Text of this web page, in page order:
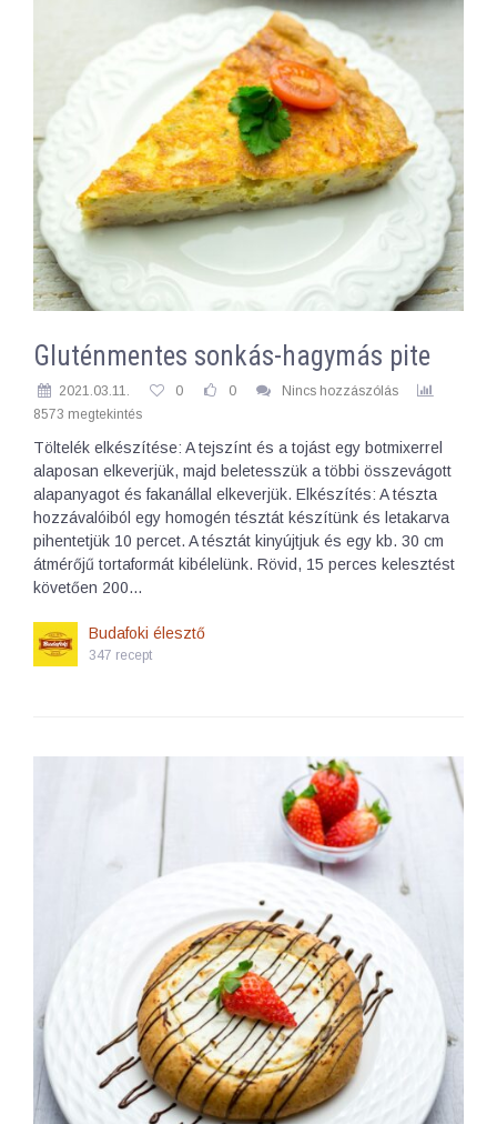
Gluténmentes sonkás-hagymás pite
2021.03.11. 0 0
Nincs hozzászólás
8573 megtekintés
Töltelék elkészítése: A tejszínt és a tojást egy botmixerrel
alaposan elkeverjük, majd beletesszük a többi összevágott
alapanyagot és fakanállal elkeverjük. Elkészítés: A tészta
hozzávalóiból egy homogén tésztát készítünk és letakarva
pihentetjük 10 percet. A tésztát kinyújtjuk és egy kb. 30 cm
átmérőjű tortaformát kibélelünk. Rövid, 15 perces kelesztést
követően 200…
Budafoki élesztő
347 recept